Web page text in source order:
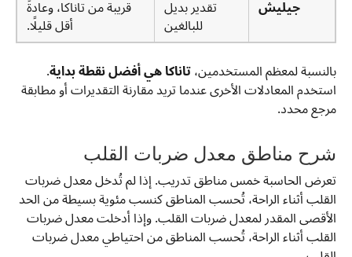
جيليش
تقدير بديل
للبالغين
قريبة من تاناكا، وعادةً
أقل قليلًا.
بالنسبة لمعظم المستخدمين،تاناكا هي أفضل نقطة بداية.
استخدم المعادلات الأخرى عندما تريد مقارنة التقديرات أو مطابقة
مرجع محدد.
شرح مناطق معدل ضربات القلب
تعرض الحاسبة خمس مناطق تدريب. إذا لم تُدخل معدل ضربات
القلب أثناء الراحة، تُحسب المناطق كنسب مئوية بسيطة من الحد
الأقصى المقدر لمعدل ضربات القلب. وإذا أدخلت معدل ضربات
القلب أثناء الراحة، تُحسب المناطق من احتياطي معدل ضربات